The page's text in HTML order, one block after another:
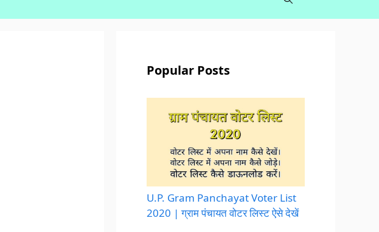
Popular Posts
U.P. Gram Panchayat Voter List
2020 | ग्राम पंचायत वोटर लिस्ट ऐसे देखें